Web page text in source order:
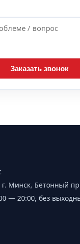
Заказать звонок
г. Минск, Бетонный
— 20:00, без